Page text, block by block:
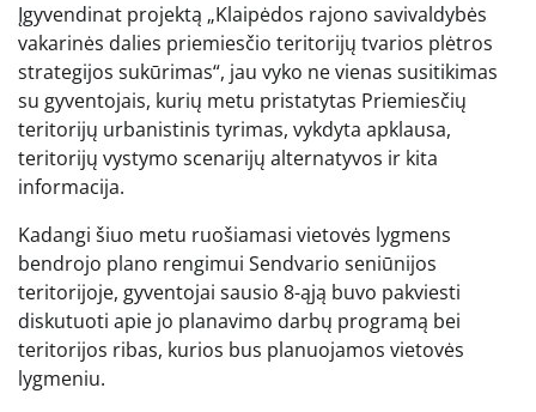
Įgyvendinat projektą „Klaipėdos rajono savivaldybės
vakarinės dalies priemiesčio teritorijų tvarios plėtros
strategijos sukūrimas“, jau vyko ne vienas susitikimas
su gyventojais, kurių metu pristatytas Priemiesčių
teritorijų urbanistinis tyrimas, vykdyta apklausa,
teritorijų vystymo scenarijų alternatyvos ir kita
informacija.
Kadangi šiuo metu ruošiamasi vietovės lygmens
bendrojo plano rengimui Sendvario seniūnijos
teritorijoje, gyventojai sausio 8-ąją buvo pakviesti
diskutuoti apie jo planavimo darbų programą bei
teritorijos ribas, kurios bus planuojamos vietovės
lygmeniu.